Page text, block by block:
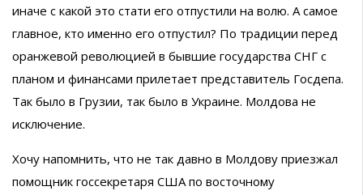
иначе с какой это стати его отпустили на волю. А самое
главное, кто именно его отпустил? По традиции перед
оранжевой революцией в бывшие государства СНГ с
планом и финансами прилетает представитель Госдепа.
Так было в Грузии, так было в Украине. Молдова не
исключение.
Хочу напомнить, что не так давно в Молдову приезжал
помощник госсекретаря США по восточному